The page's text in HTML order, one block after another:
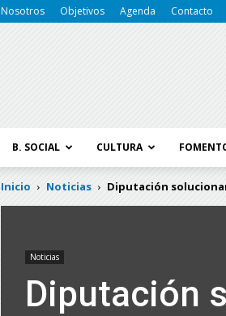
Nosotros Objetivos Agenda Contacto
B. SOCIAL CULTURA
Inicio Noticias Diputación
Noticias
Diputación